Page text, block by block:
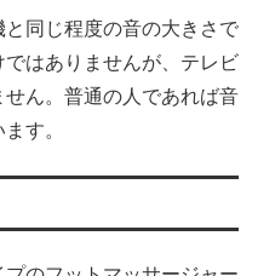
同じ程度の音の大きさで
はありませんが、テレビ
ん。普通の人であれば音
す。